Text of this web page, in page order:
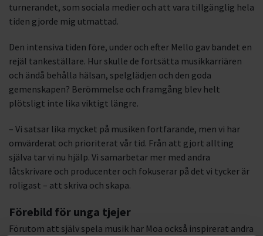
turnerandet, som sociala medier och att vara tillgänglig hela
tiden gjorde mig utmattad.
Den intensiva tiden före, under och efter Mello gav bandet en
rejäl tankeställare. Hur skulle de fortsätta musikkarriären
och ändå behålla hälsan, spelglädjen och den goda
gemenskapen? Berömmelse och framgång blev helt
plötsligt inte lika viktigt längre.
– Vi satsar lika mycket på musiken fortfarande, men vi har
omvärderat och prioriterat vår tid. Från att gjort allting
själva tar vi nu hjälp. Vi samarbetar mer med andra
låtskrivare och producenter och fokuserar på det vi tycker är
roligast – att skriva och skapa.
Förebild för unga tjejer
Förutom att själv spela musik har Moa också inspirerat andra